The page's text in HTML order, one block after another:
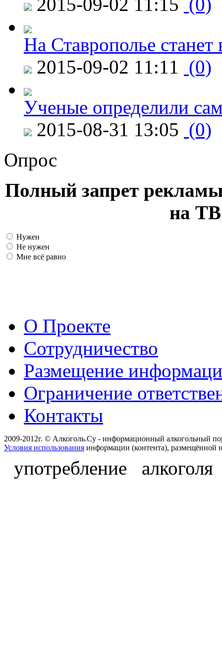
На Ставрополье
2015-09-02 11:11 (0)
Ученые определили
2015-08-31 13:05 (0)
Опрос
Полный запрет
на ТВ
Нужен
Не нужен
Мне всё равно
О Проекте
Сотрудничество
Размещение
Ограничение
Контакты
2009-2012г. © Алкоголь.Су - информационный алкогольный
Условия использования информации (контента), размещённой
употребление